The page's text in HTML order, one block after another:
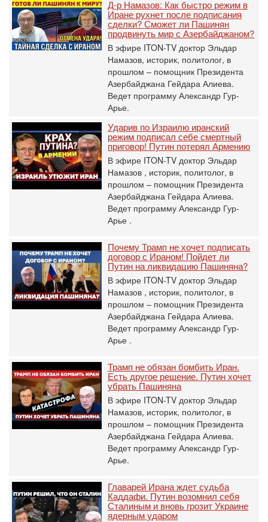
Д-р Намазов: Как быстро режим в
Иране рухнет после подписания
сделки? Сможет ли Пашинян
продвинуть мир с Азербайджаном?
В эфире ITON-TV доктор Эльдар
Намазов, историк, политолог, в
прошлом – помощник Президента
Азербайджана Гейдара Алиева.
Ведет программу Александр Гур-
Арье.
Ударив по Израилю иранский
режим подписал себе смертный
приговор! Путин потерял Армению
В эфире ITON-TV доктор Эльдар
Намазов , историк, политолог, в
прошлом – помощник Президента
Азербайджана Гейдара Алиева.
Ведет программу Александр Гур-
Арье .
Почему Трамп не хочет подписать
договор с Ираном! Пойдет ли
Путин на ликвидацию Пашиняна?
В эфире ITON-TV доктор Эльдар
Намазов , историк, политолог, в
прошлом – помощник Президента
Азербайджана Гейдара Алиева.
Ведет программу Александр Гур-
Арье .
Трамп не обязан бомбить Иран.
Есть другое решение. Путин хочет
убрать Пашиняна
В эфире ITON-TV доктор Эльдар
Намазов, историк, политолог, в
прошлом – помощник Президента
Азербайджана Гейдара Алиева.
Ведет программу Александр Гур-
Арье.
Главарей Ирана ждет судьба
Каддафи. Путин возомнил себя
Сталиным и вновь грозит Украине
ядерным ударом